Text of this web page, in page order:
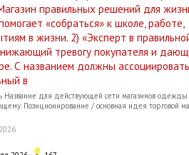
правильных решений для
«собраться» к школе, работе,
в жизни. 2) «Эксперт в
тревогу покупателя и
С названием должны
в
Название для действующей сети магазинов одежды
Позиционирование / основная идея торговой